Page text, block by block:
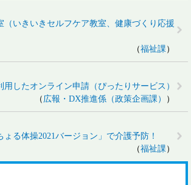
（いきいきセルフケア教室、健康づくり応援
福祉課
用したオンライン申請（ぴったりサービス）
広報・DX推進係（政策企画課）
ょる体操2021バージョン」で介護予防！
福祉課